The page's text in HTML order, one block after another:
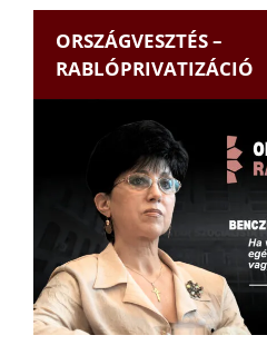
ORSZÁGVESZTÉS –
RABLÓPRIVATIZÁCIÓ